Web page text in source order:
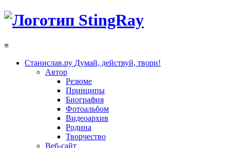
≡
Станислав.ру Думай, действуй, твори!
Автор
Резюме
Принципы
Биография
Фотоальбом
Видеоархив
Родина
Творчество
Веб-сайт